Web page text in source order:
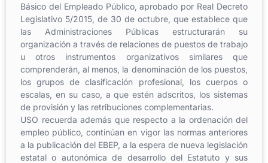
Básico del Empleado Público, aprobado por Real Decreto
Legislativo 5/2015, de 30 de octubre, que establece que
las Administraciones Públicas estructurarán su
organización a través de relaciones de puestos de trabajo
u otros instrumentos organizativos similares que
comprenderán, al menos, la denominación de los puestos,
los grupos de clasificación profesional, los cuerpos o
escalas, en su caso, a que estén adscritos, los sistemas
de provisión y las retribuciones complementarias.
USO recuerda además que respecto a la ordenación del
empleo público, continúan en vigor las normas anteriores
a la publicación del EBEP, a la espera de nueva legislación
estatal o autonómica de desarrollo del Estatuto y sus